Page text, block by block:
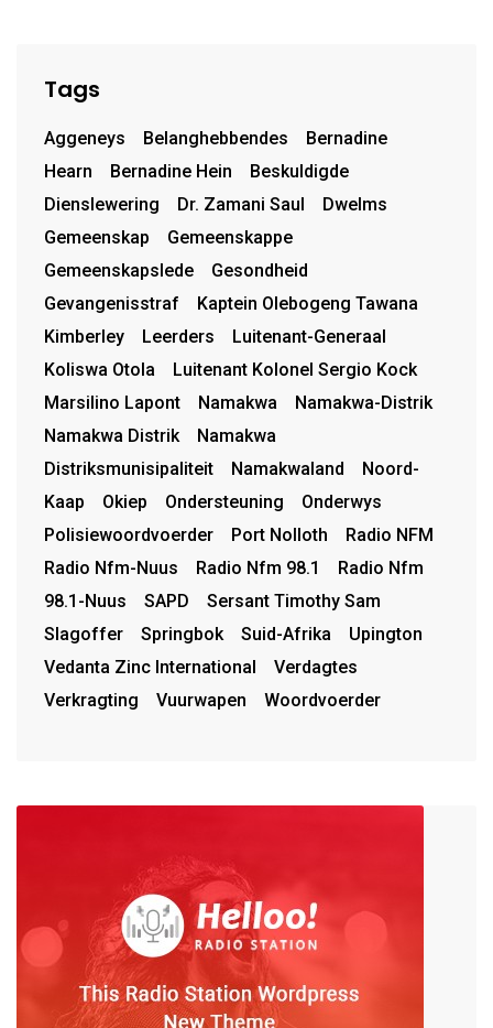
Tags
Aggeneys Belanghebbendes
Bernadine
Hearn
Bernadine Hein
Beskuldigde
Dienslewering
Dr. Zamani Saul
Dwelms
Gemeenskap
Gemeenskappe
Gemeenskapslede
Gesondheid
Gevangenisstraf
Kaptein Olebogeng Tawana
Kimberley
Leerders
Luitenant-Generaal
Koliswa Otola
Luitenant Kolonel Sergio Kock
Marsilino Lapont
Namakwa
Namakwa-Distrik
Namakwa Distrik
Namakwa
Distriksmunisipaliteit
Namakwaland
Noord-
Kaap
Okiep Ondersteuning
Onderwys
Polisiewoordvoerder
Port Nolloth
Radio NFM
Radio Nfm-Nuus
Radio Nfm 98.1
Radio Nfm
98.1-Nuus
SAPD
Sersant Timothy Sam
Slagoffer
Springbok Suid-Afrika
Upington
Vedanta Zinc International
Verdagtes
Verkragting
Vuurwapen Woordvoerder